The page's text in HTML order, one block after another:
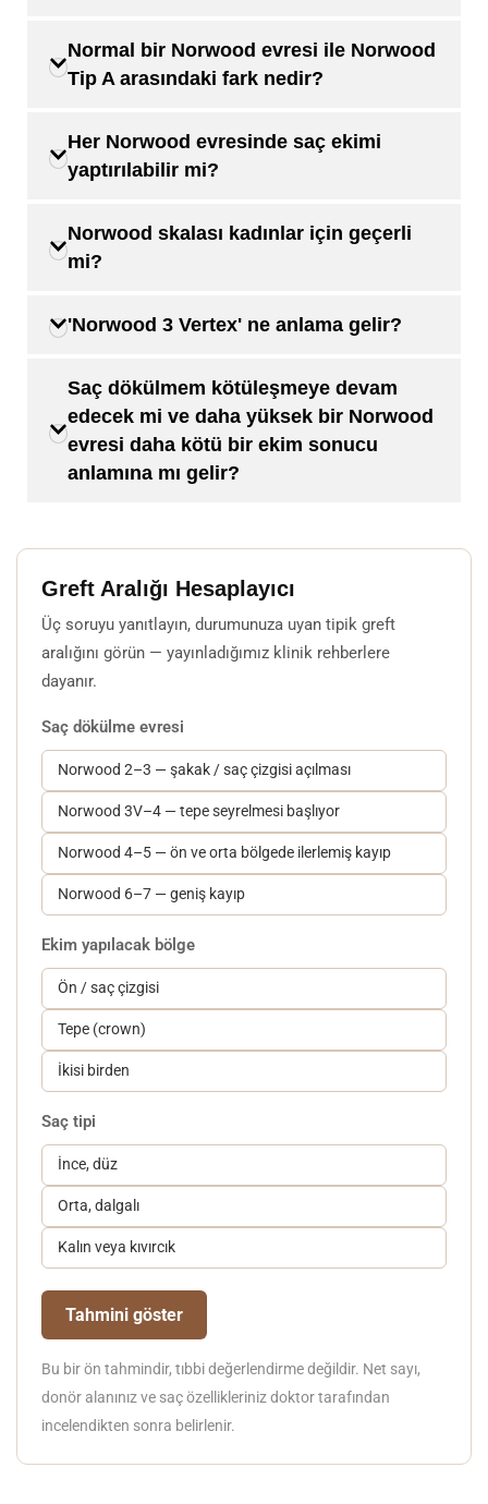
Normal bir Norwood evresi ile Norwood
Tip A arasındaki fark nedir?
Her Norwood evresinde saç ekimi
yaptırılabilir mi?
Norwood skalası kadınlar için geçerli
mi?
'Norwood 3 Vertex' ne anlama gelir?
Saç dökülmem kötüleşmeye devam
edecek mi ve daha yüksek bir Norwood
evresi daha kötü bir ekim sonucu
anlamına mı gelir?
Greft Aralığı Hesaplayıcı
Üç soruyu yanıtlayın, durumunuza uyan tipik greft
aralığını görün — yayınladığımız klinik rehberlere
dayanır.
Saç dökülme evresi
Norwood 2–3 — şakak / saç çizgisi açılması
Norwood 3V–4 — tepe seyrelmesi başlıyor
Norwood 4–5 — ön ve orta bölgede ilerlemiş kayıp
Norwood 6–7 — geniş kayıp
Ekim yapılacak bölge
Ön / saç çizgisi
Tepe (crown)
İkisi birden
Saç tipi
İnce, düz
Orta, dalgalı
Kalın veya kıvırcık
Tahmini göster
Bu bir ön tahmindir, tıbbi değerlendirme değildir. Net sayı,
donör alanınız ve saç özellikleriniz doktor tarafından
incelendikten sonra belirlenir.